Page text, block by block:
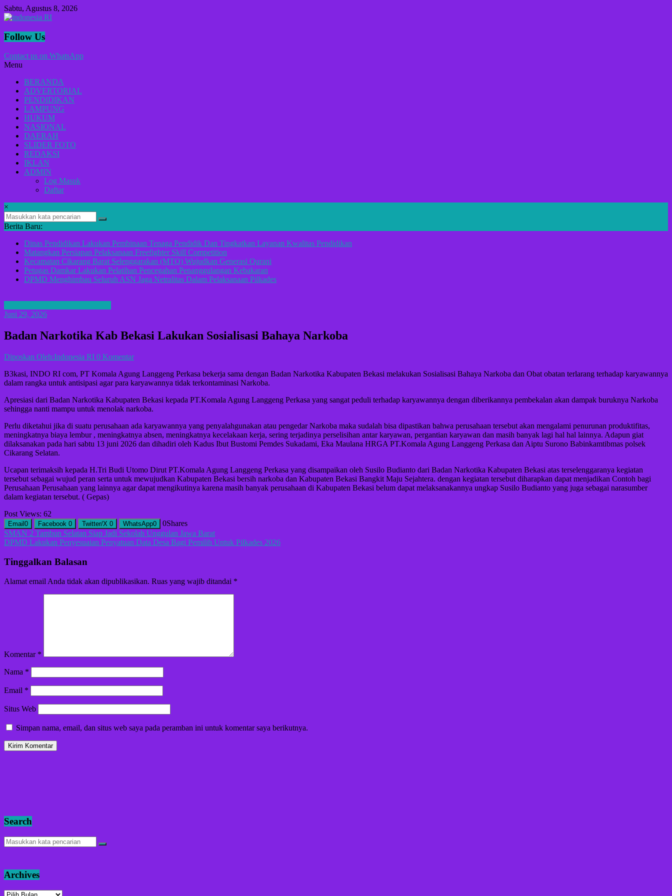
Lompat
ke
Sabtu, Agustus 8, 2026
indonesia
Lugas
Menyikap
Berita,Terpercaya
Dan
Tegas
Follow Us
Contact us on WhatsApp
Menu
BERANDA
ADVERTORIAL
PENDIDIKAN
LAMPUNG
HUKUM
NASIONAL
DAERAH
SLIDER FOTO
REDAKSI
IKLAN
ADMIN
Log Masuk
Daftar
×
Berita Baru:
Dinas Pendidikan Lakukan Pembinaan Tenaga Pendidik Dan Tingkatkan Layanan Kwalitas Pendidikan
Matangkan Persiapan Pelaksanaan Freefighter Skill Competition
Kecamatan Cikarang Barat Selenggarakan (MTQ) Wujudkan Generasi Qurani
Petugas Damkar Lakukan Pelatihan Pencegahan Penanggulangan Kebakaran
DPMD Menghimbau Seluruh ASN Jaga Netralitas Dalam Pelaksanaan Pilkades
Juni 29, 2026
Badan Narkotika Kab Bekasi Lakukan Sosialisasi Bahaya Narkoba
Diposkan Oleh:Indonesia RI 0 Komentar
B3kasi, INDO RI com, PT Komala Agung Langgeng Perkasa bekerja sama dengan Badan Narkotika Kabupaten Bekasi melakukan Sosialisasi Bahaya Narkoba dan Obat obatan terlarang terhadap karyawannya
dalam rangka untuk antisipasi agar para karyawannya tidak terkontaminasi Narkoba.
Apresiasi dari Badan Narkotika Kabupaten Bekasi kepada PT.Komala Agung Langgeng Perkasa yang sangat peduli terhadap karyawannya dengan diberikannya pembekalan akan dampak buruknya Narkoba
sehingga nanti mampu untuk menolak narkoba.
Perlu diketahui jika di suatu perusahaan ada karyawannya yang penyalahgunakan atau pengedar Narkoba maka sudalah bisa dipastikan bahwa perusahaan tersebut akan mengalami penurunan produktifitas,
meningkatnya biaya lembur , meningkatnya absen, meningkatnya kecelakaan kerja, sering terjadinya perselisihan antar karyawan, pergantian karyawan dan masih banyak lagi hal hal lainnya. Adapun giat
dilaksanakan pada hari sabtu 13 juni 2026 dan dihadiri oleh Kadus Ibut Bustomi Pemdes Sukadami, Eka Maulana HRGA PT.Komala Agung Langgeng Perkasa dan Aiptu Surono Babinkamtibmas polsek
Cikarang Selatan.
Ucapan terimaksih kepada H.Tri Budi Utomo Dirut PT.Komala Agung Langgeng Perkasa yang disampaikan oleh Susilo Budianto dari Badan Narkotika Kabupaten Bekasi atas terselenggaranya kegiatan
tersebut sebagai wujud peran serta untuk mewujudkan Kabupaten Bekasi bersih narkoba dan Kabupaten Bekasi Bangkit Maju Sejahtera. dengan kegiatan tersebut diharapkan dapat menjadikan Contoh bagi
Perusahaan Perusahaan yang lainnya agar dapat mengikutinya karena masih banyak perusahaan di Kabupaten Bekasi belum dapat melaksanakannya ungkap Susilo Budianto yang juga sebagai narasumber
dalam kegiatan tersebut. ( Gepas)
Post Views: 62
Email 0 Facebook 0 Twitter/X 0 WhatsApp0 0Shares
Navigasi
pos
SMAN 2 Tambun Selatan Siap Jadi Sekolah Unggulan Jawa Barat
DPMD Lakukan Penyesuaian Penyatuan Data Desa Bagi Pemilih Untuk Pilkades 2026
Tinggalkan Balasan
Alamat email Anda tidak akan dipublikasikan. Ruas yang wajib ditandai *
Komentar *
Nama *
Email *
Situs Web
Simpan nama, email, dan situs web saya pada peramban ini untuk komentar saya berikutnya.
Search
Archives
Archives